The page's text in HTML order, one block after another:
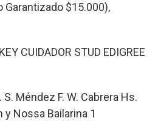
Garantizado $15.000),
CUIDADOR STUD EDIGREE
S. Méndez F. W. Cabrera Hs.
y Nossa Bailarina 1